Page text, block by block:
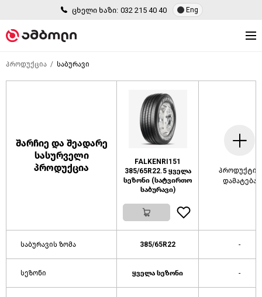
ცხელი ხაზი: 032 215 40 40 Eng
პროდუქცია საბურავი
შარჩიე და შეადარე
სასურველი
პროდუქცია
FALKENRI151
385/65R22.5 ყველა
სეზონი (სატვირთო
საბურავი)
პროდუქტის
დამატება
საბურავის ზომა 385/65R22 -
სეზონი ყველა სეზონი -